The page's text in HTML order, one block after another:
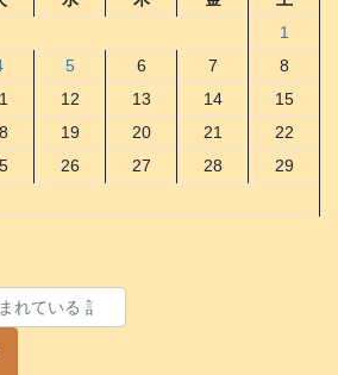
1
5 6 7
8
12 13 14
15
19 20 21
22
26 27 28
29